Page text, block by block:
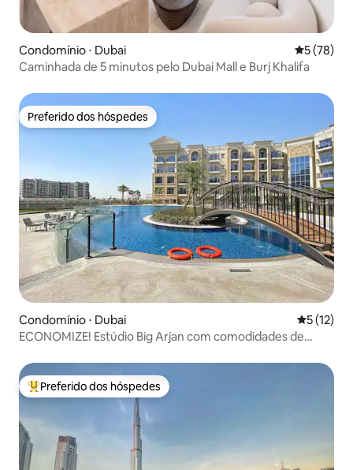
Condomínio ⋅ Dubai 5 de uma
5 (78)
Caminhada de 5 minutos pelo Dubai Mall e Burj Khalifa
Preferido dos hóspedes
Preferido dos hóspedes
Condomínio ⋅ Dubai 5 de uma
5 (12)
ECONOMIZE! Estúdio Big Arjan com comodidades de
Entre os melhores preferidos dos hóspedes
Preferido dos hóspedes